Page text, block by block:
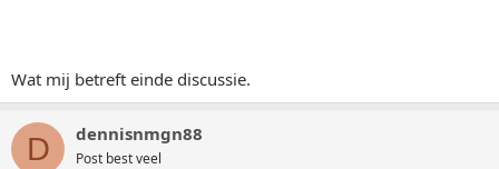
Wat mij betreft einde discussie.
D dennisnmgn88
Post best veel